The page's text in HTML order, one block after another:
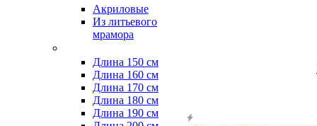
Акриловые
Из литьевого
мрамора
Длина 150 см
Длина 160 см
Длина 170 см
Длина 180 см
Длина 190 см